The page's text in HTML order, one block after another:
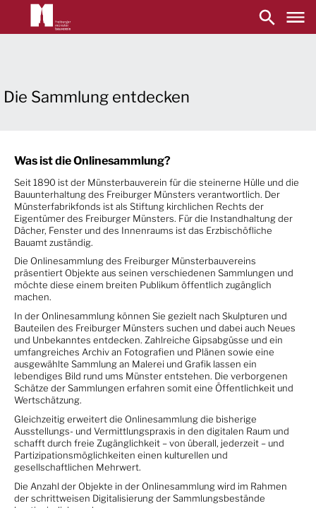
navigation
Die Sammlung entdecken
Was ist die Onlinesammlung?
Seit 1890 ist der Münsterbauverein für die steinerne Hülle und die
Bauunterhaltung des Freiburger Münsters verantwortlich. Der
Münsterfabrikfonds ist als Stiftung kirchlichen Rechts der
Eigentümer des Freiburger Münsters. Für die Instandhaltung der
Dächer, Fenster und des Innenraums ist das Erzbischöfliche
Bauamt zuständig.
Die Onlinesammlung des Freiburger Münsterbauvereins
präsentiert Objekte aus seinen verschiedenen Sammlungen und
möchte diese einem breiten Publikum öffentlich zugänglich
machen.
In der Onlinesammlung können Sie gezielt nach Skulpturen und
Bauteilen des Freiburger Münsters suchen und dabei auch Neues
und Unbekanntes entdecken. Zahlreiche Gipsabgüsse und ein
umfangreiches Archiv an Fotografien und Plänen sowie eine
ausgewählte Sammlung an Malerei und Grafik lassen ein
lebendiges Bild rund ums Münster entstehen. Die verborgenen
Schätze der Sammlungen erfahren somit eine Öffentlichkeit und
Wertschätzung.
Gleichzeitig erweitert die Onlinesammlung die bisherige
Ausstellungs- und Vermittlungspraxis in den digitalen Raum und
schafft durch freie Zugänglichkeit – von überall, jederzeit – und
Partizipationsmöglichkeiten einen kulturellen und
gesellschaftlichen Mehrwert.
Die Anzahl der Objekte in der Onlinesammlung wird im Rahmen
der schrittweisen Digitalisierung der Sammlungsbestände